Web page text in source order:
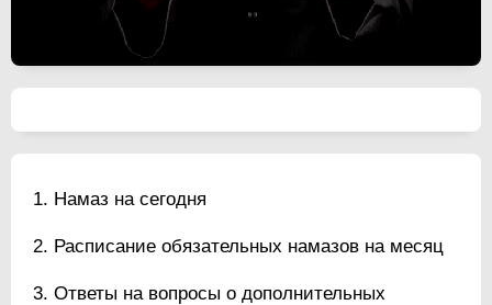
Намаз на сегодня
Расписание обязательных намазов на месяц
Ответы на вопросы о дополнительных